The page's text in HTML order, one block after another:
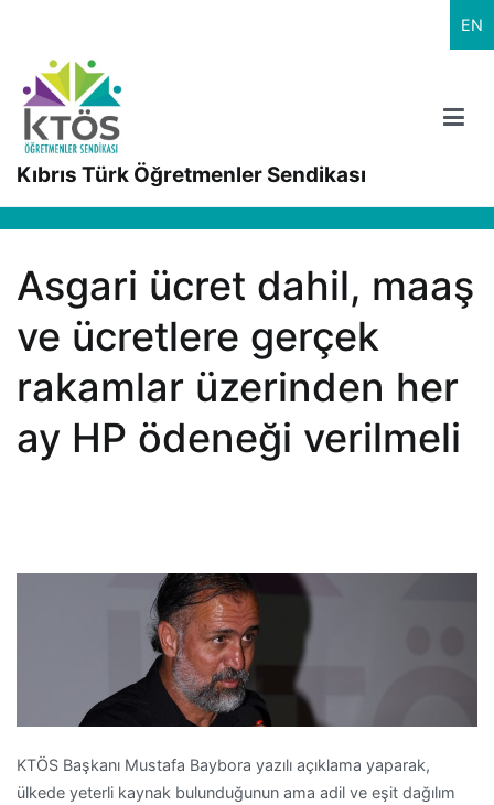
EN
Kıbrıs Türk Öğretmenler Sendikası
Asgari ücret dahil, maaş
ve ücretlere gerçek
rakamlar üzerinden her
ay HP ödeneği verilmeli
KTÖS Başkanı Mustafa Baybora yazılı açıklama yaparak,
ülkede yeterli kaynak bulunduğunun ama adil ve eşit dağılım